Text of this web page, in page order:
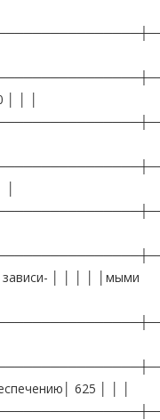
│ │
зависи- │ │ │ │ │мыми
625 │ │ │